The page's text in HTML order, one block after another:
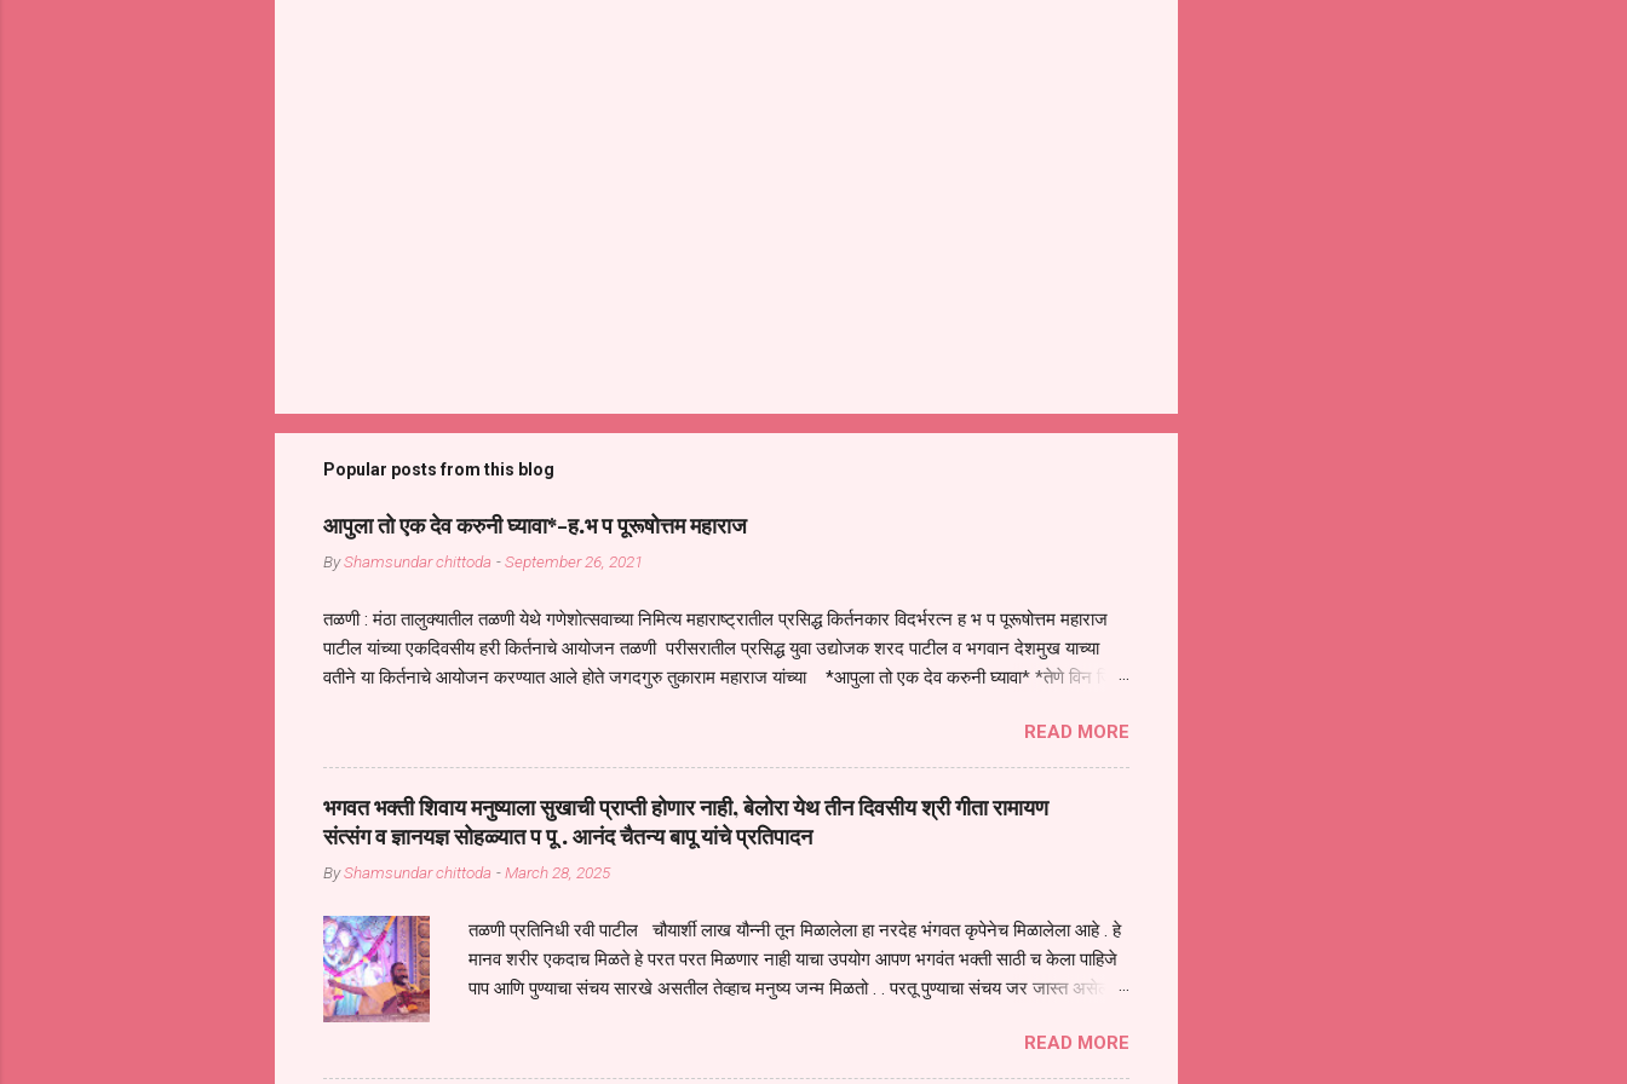
Popular posts from this blog
आपुला तो एक देव करुनी घ्यावा*-ह.भ प पूरूषोत्तम महाराज
ByShamsundar chittoda -September 26, 2021
तळणी : मंठा तालुक्यातील तळणी येथे गणेशोत्सवाच्या निमित्य महाराष्ट्रातील प्रसिद्ध किर्तनकार विदर्भरत्न ह भ प पूरूषोत्तम महाराज
पाटील यांच्या एकदिवसीय हरी किर्तनाचे आयोजन तळणी परीसरातील प्रसिद्ध युवा उद्योजक शरद पाटील व भगवान देशमुख याच्या
वतीने या किर्तनाचे आयोजन करण्यात आले होते जगदगुरु तुकाराम महाराज यांच्या *आपुला तो एक देव करुनी घ्यावा* *तेणे विन जिवा
जातीच्या परीक्षेचा काळ आहे धर्ममंडपात बसलेली लोक ही खरच भाग्यवान आहेत कोरोना सारख्या महामारीत आपंण जिवंत आहोत या
महामारीतून जर आपल्याला वाचायचे असेल तर धार्मीक विचाराचा आधार आपल्याला घ्यावाच लागेल महामारीच्या काळात वारकरी
सप्रदायच खूप मोठा आधार आहे सध्य स्थितीत मानव जातीची मानसीक अवस्था सक्षम असणे गरजेचे आहे कोरोना ने मानवी जीवनातील
गरजा कीती कमी आहेत यांची जाणीव आपल्या सगळ्याना करून दीली आहे मनुष्याच्या आयुष्यातील नामसाधना ही त्याच्यासाठी खूप मोठा
आधार असते परतू आज काल तीच साधना करण्याचा आळस आ...
READ MORE
भगवत भक्ती शिवाय मनुष्याला सुखाची प्राप्ती होणार नाही, बेलोरा येथ तीन दिवसीय श्री गीता रामायण
संत्संग व ज्ञानयज्ञ सोहळ्यात प पू . आनंद चैतन्य बापू यांचे प्रतिपादन
ByShamsundar chittoda -March 28, 2025
तळणी प्रतिनिधी रवी पाटील चौयार्शी लाख यौन्नी तून मिळालेला हा नरदेह भंगवत कृपेनेच मिळालेला आहे . हे
मानव शरीर एकदाच मिळते हे परत परत मिळणार नाही याचा उपयोग आपण भगवंत भक्ती साठी च केला पाहिजे
पाप आणि पुण्याचा संचय सारखे असतील तेव्हाच मनुष्य जन्म मिळतो . . परतू पुण्याचा संचय जर जास्त असेल
शरिराला इंतर सुंगधाचे व्यसन लागण्यापेक्षा भगवत भंक्ती चे व व्यसन लावा म्हणजे या नरदेहाचा उपयोग होईल .
चार कुपा या मनुष्यावर होत असतात यापैकी भगवत कृपा ही पुण्यवानालाच होत असते . भगवंताच्या भजनाने या
READ MORE